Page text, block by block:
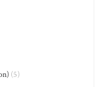
(5)